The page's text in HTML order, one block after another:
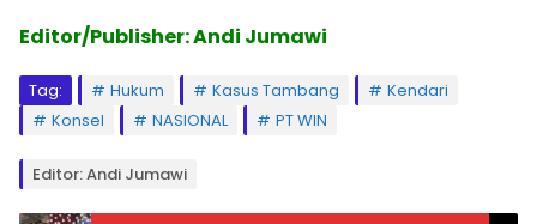
Editor/Publisher: Andi Jumawi
Tag: Hukum Kasus Tambang
Kendari
Konsel
NASIONAL PT WIN
Editor: Andi Jumawi